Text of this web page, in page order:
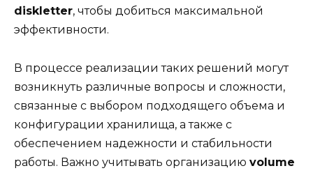
diskletter, чтобы добиться максимальной
эффективности.
В процессе реализации таких решений могут
возникнуть различные вопросы и сложности,
связанные с выбором подходящего объема и
конфигурации хранилища, а также с
обеспечением надежности и стабильности
работы. Важно учитывать организацию volume